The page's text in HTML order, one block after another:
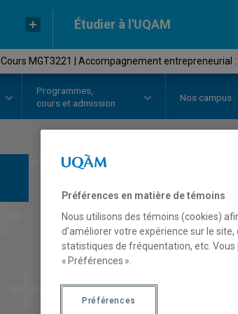
Étudier à l'UQAM
Cours MGT3221 | Accompagnement entrepreneurial
Programmes,
cours et admission
Nos campus
Préférences en matière de témoins
Nous utilisons des témoins (cookies)
d’améliorer votre expérience sur le
statistiques de fréquentation, etc.
« Préférences ».
Préférences